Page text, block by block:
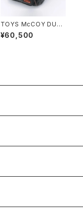
TOYS McCOY DUAL
BLADE BAG MAX
¥60,500